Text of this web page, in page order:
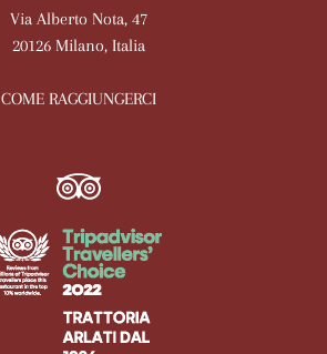
Via Alberto Nota, 47
20126 Milano, Italia
COME RAGGIUNGERCI